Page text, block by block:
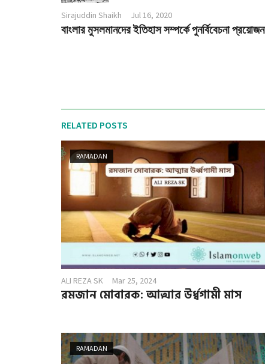
Sirajuddin Shaikh Jul 16, 2020
বাংলার মুসলমানদের ইতিহাস সম্পর্কে পুনর্বিবেচনা প্রয়োজন
RELATED POSTS
RAMADAN
ALI REZA SK Mar 25, 2024
রমজান মোবারক: আত্মার উর্ধ্বগামী মাস
RAMADAN